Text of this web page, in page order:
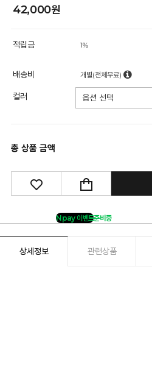
42,000원
적립금 1%
배송비 개별(전체무료)
컬러
총 상품 금액
Npay 이벤트준비중
상세정보 관련상품